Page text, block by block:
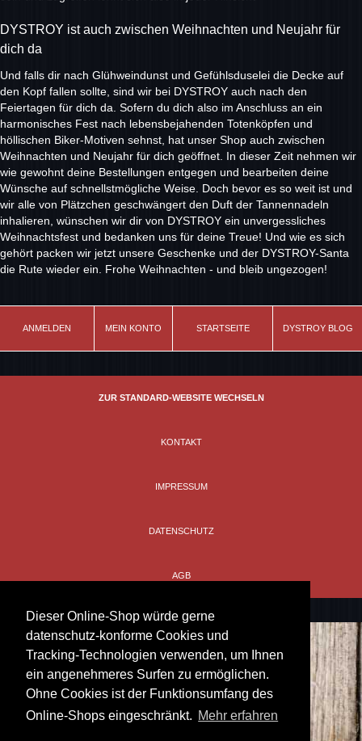
Dieser Online-Shop würde gerne
datenschutz-konforme Cookies und
Tracking-Technologien verwenden, um Ihnen
ein angenehmeres Surfen zu ermöglichen.
Ohne Cookies ist der Funktionsumfang des
Online-Shops eingeschränkt. Mehr erfahren
DYSTROY ist auch zwischen Weihnachten und Neujahr für
dich da
Und falls dir nach Glühweindunst und Gefühlsduselei die Decke auf
den Kopf fallen sollte, sind wir bei DYSTROY auch nach den
Feiertagen für dich da. Sofern du dich also im Anschluss an ein
harmonisches Fest nach lebensbejahenden Totenköpfen und
höllischen Biker-Motiven sehnst, hat unser Shop auch zwischen
Weihnachten und Neujahr für dich geöffnet. In dieser Zeit nehmen wir
wie gewohnt deine Bestellungen entgegen und bearbeiten deine
Wünsche auf schnellstmögliche Weise. Doch bevor es so weit ist und
wir alle von Plätzchen geschwängert den Duft der Tannennadeln
inhalieren, wünschen wir dir von DYSTROY ein unvergessliches
Weihnachtsfest und bedanken uns für deine Treue! Und wie es sich
gehört packen wir jetzt unsere Geschenke und der DYSTROY-Santa
die Rute wieder ein. Frohe Weihnachten - und bleib ungezogen!
ANMELDEN MEIN KONTO STARTSEITE DYSTROY BLOG
ZUR STANDARD-WEBSITE WECHSELN
KONTAKT
IMPRESSUM
DATENSCHUTZ
AGB